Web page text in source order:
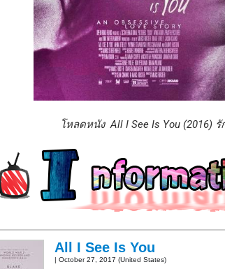
โหลดหนัง All I See Is You (2016) รั
All I See Is You
| October 27, 2017 (United States)